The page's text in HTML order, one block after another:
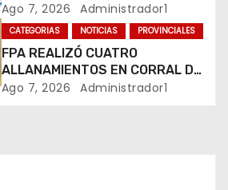
CUATRO VUELOS SEMANALES A
BUENOS AIRES
Ago 7, 2026 Administrador1
CATEGORIAS NOTICIAS PROVINCIALES
FPA REALIZÓ CUATRO
ALLANAMIENTOS EN CORRAL DE
BUSTOS-IFFLINGER
Ago 7, 2026 Administrador1